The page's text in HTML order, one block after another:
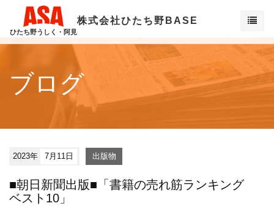
ひたち野うしく・阿見
株式会社ひたち野BASE
ブログ
2023年 7月11日 出版物
■朝日新聞出版■「書籍の売れ筋ランキング
ベスト10」